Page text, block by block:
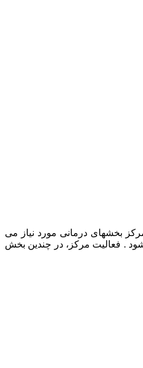
و تمرکز بخشهای درمانی مورد نیاز می
. فعالیت مرکز، در چندین بخش